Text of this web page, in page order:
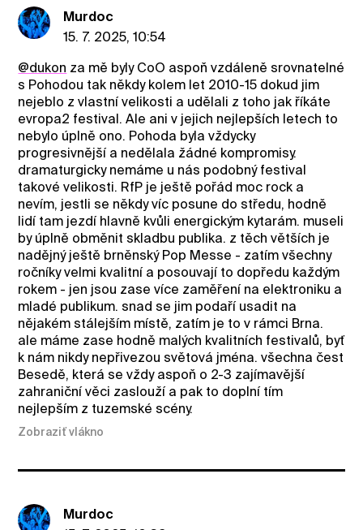
Murdoc
15. 7. 2025, 10:54
@dukon za mě byly CoO aspoň vzdáleně srovnatelné
s Pohodou tak někdy kolem let 2010-15 dokud jim
nejeblo z vlastní velikosti a udělali z toho jak říkáte
evropa2 festival. Ale ani v jejich nejlepších letech to
nebylo úplně ono. Pohoda byla vždycky
progresivnější a nedělala žádné kompromisy.
dramaturgicky nemáme u nás podobný festival
takové velikosti. RfP je ještě pořád moc rock a
nevím, jestli se někdy víc posune do středu, hodně
lidí tam jezdí hlavně kvůli energickým kytarám. museli
by úplně obměnit skladbu publika. z těch větších je
nadějný ještě brněnský Pop Messe - zatím všechny
ročníky velmi kvalitní a posouvají to dopředu každým
rokem - jen jsou zase více zaměření na elektroniku a
mladé publikum. snad se jim podaří usadit na
nějakém stálejším místě, zatím je to v rámci Brna.
ale máme zase hodně malých kvalitních festivalů, byť
k nám nikdy nepřivezou světová jména. všechna čest
Besedě, která se vždy aspoň o 2-3 zajímavější
zahraniční věci zaslouží a pak to doplní tím
nejlepším z tuzemské scény.
Zobraziť vlákno
Murdoc